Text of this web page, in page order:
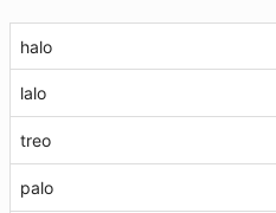
halo
lalo
treo
palo